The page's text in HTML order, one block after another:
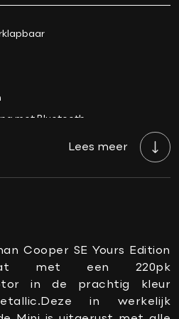
Zwart
Ja, dealeronderhouden
1.7 L/100KM
€ 307 /kwartaal
met Bluetooth
met geheugen
Lees meer
Cooper SE Yours Edition
met een 220pk
in de prachtig kleur
in werkelijk